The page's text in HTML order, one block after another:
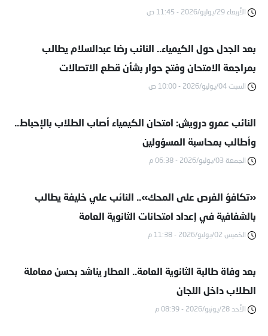
الأربعاء 29/يوليو/2026 - 11:45 ص
بعد الجدل حول الكيمياء.. النائب رضا عبدالسلام يطالب
بمراجعة الامتحان وفتح حوار بشأن قطع الاتصالات
السبت 04/يوليو/2026 - 10:00 ص
النائب عمرو درويش: امتحان الكيمياء أصاب الطلاب بالإحباط..
وأطالب بمحاسبة المسؤولين
الجمعة 03/يوليو/2026 - 06:38 م
«تكافؤ الفرص على المحك».. النائب علي خليفة يطالب
بالشفافية في إعداد امتحانات الثانوية العامة
الخميس 02/يوليو/2026 - 11:38 م
بعد وفاة طالبة الثانوية العامة.. العطار يناشد بحسن معاملة
الطلاب داخل اللجان
الأحد 28/يونيو/2026 - 08:39 م